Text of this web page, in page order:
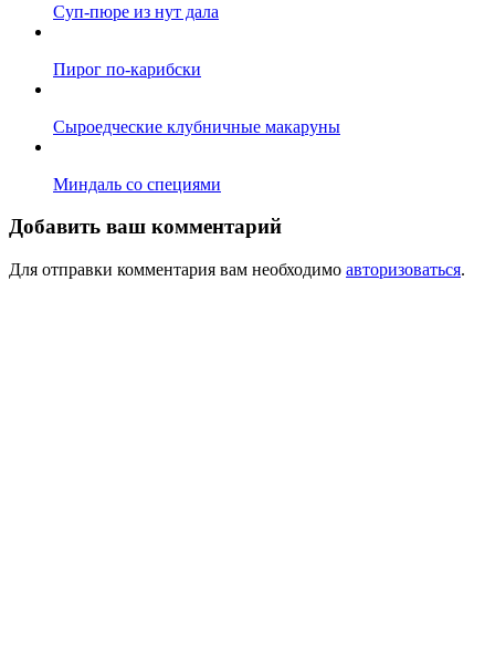
Суп-пюре из нут дала
Пирог по-карибски
Сыроедческие клубничные макаруны
Миндаль со специями
Добавить ваш комментарий
Для отправки комментария вам необходимо авторизоваться.